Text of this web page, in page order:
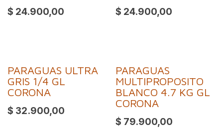
$ 24.900,00 $ 24.900,00
¡Nuevo!
PARAGUAS ULTRA
GRIS 1/4 GL
CORONA
$ 32.900,00
¡Nuevo!
PARAGUAS
MULTIPROPOSITO
BLANCO 4.7 KG GL
CORONA
$ 79.900,00